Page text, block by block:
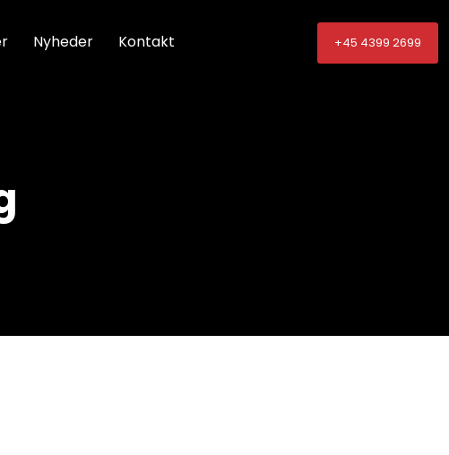
Nyheder Kontakt +45 4399 2699